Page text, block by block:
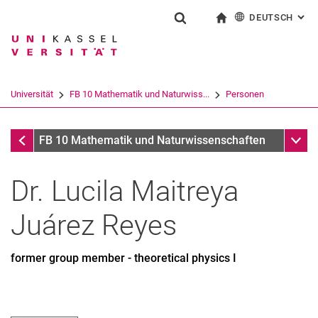
Springe direkt zu: Inhalt
Springe direkt zu: Suche
Springe direkt zu:
Suchbegriff
Suchen (öffnet externen Link in einem
DEUTSCH :
Universität FB 10 Mathematik und Naturwiss... Personen
Personen
FB 10 Mathematik und Naturwissenschaften
Dr. Lucila Maitreya
Juárez Reyes
former group member - theoretical physics I